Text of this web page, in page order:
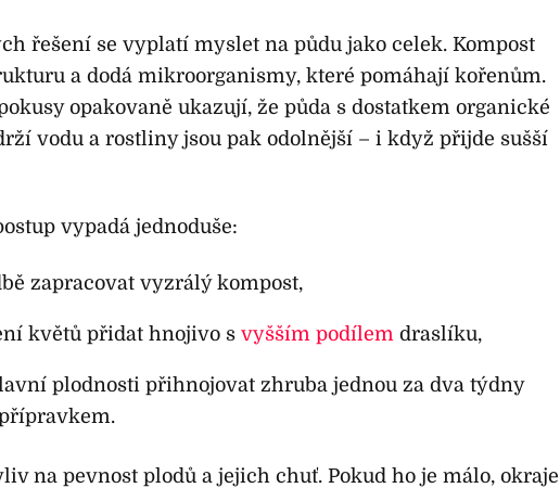
řešení se vyplatí myslet na půdu jako celek. Kompost
a dodá mikroorganismy, které pomáhají kořenům.
opakovaně ukazují, že půda s dostatkem organické
vodu a rostliny jsou pak odolnější – i když přijde sušší
vypadá jednoduše:
zapracovat vyzrálý kompost,
květů přidat hnojivo s vyšším podílemdraslíku,
plodnosti přihnojovat zhruba jednou za dva týdny
na pevnost plodů a jejich chuť. Pokud ho je málo, okraje